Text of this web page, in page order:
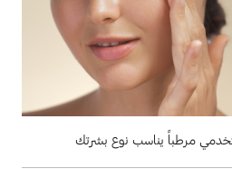
مرطباً يناسب نوع بشرتك